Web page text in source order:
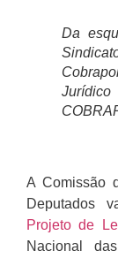
Da
A Comissão
Deputados
Projeto de
Nacional